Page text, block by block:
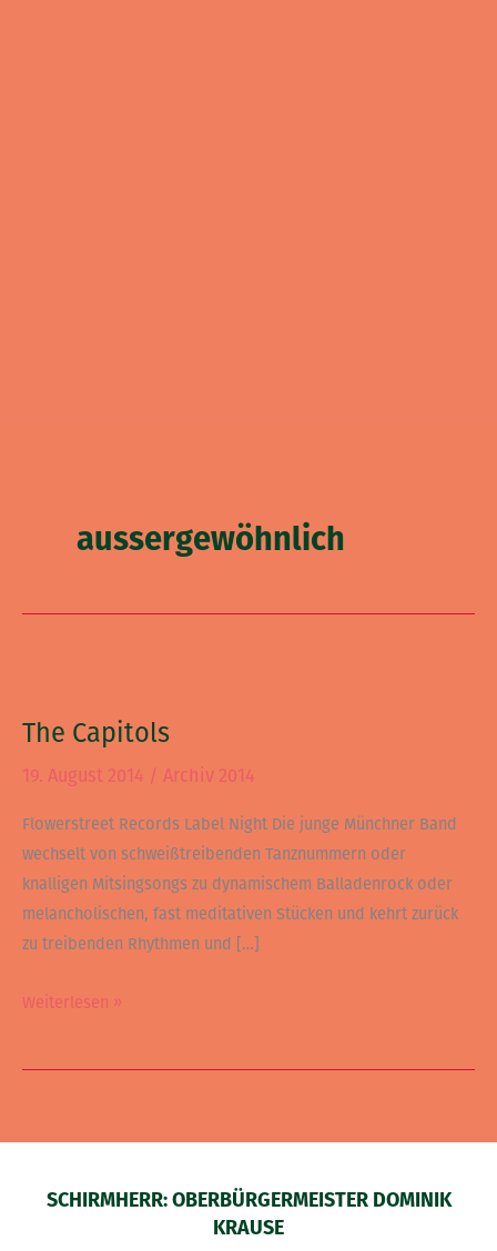
aussergewöhnlich
The Capitols
19. August 2014 / Archiv 2014
Flowerstreet Records Label Night Die junge Münchner Band
wechselt von schweißtreibenden Tanznummern oder
knalligen Mitsingsongs zu dynamischem Balladenrock oder
melancholischen, fast meditativen Stücken und kehrt zurück
zu treibenden Rhythmen und […]
Weiterlesen »
SCHIRMHERR: OBERBÜRGERMEISTER DOMINIK
KRAUSE